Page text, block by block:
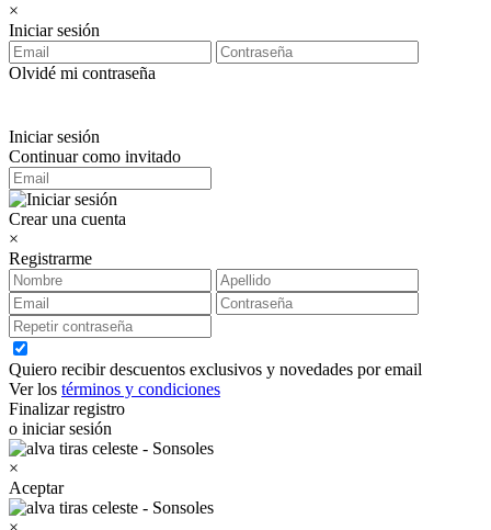
×
Iniciar sesión
Olvidé mi contraseña
Iniciar sesión
Continuar como invitado
Crear una cuenta
×
Registrarme
Quiero recibir descuentos exclusivos y novedades por email
Ver los términos y condiciones
Finalizar registro
o iniciar sesión
×
Aceptar